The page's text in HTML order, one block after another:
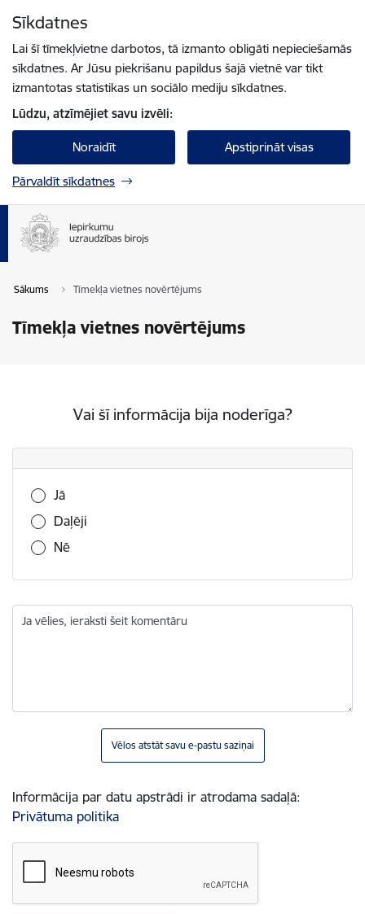
Sīkdatnes
Lai šī tīmekļvietne darbotos, tā izmanto obligāti nepieciešamās
sīkdatnes. Ar Jūsu piekrišanu papildus šajā vietnē var tikt
izmantotas statistikas un sociālo mediju sīkdatnes.
Lūdzu, atzīmējiet savu izvēli:
Noraidīt Apstiprināt visas
Pārvaldīt sīkdatnes
Sākums Tīmekļa vietnes novērtējums
Tīmekļa vietnes novērtējums
Vai šī informācija bija noderīga?
Vai šī informācija bija noderīga?
Jā
Daļēji
Nē
Ja vēlies, ieraksti šeit komentāru
Vēlos atstāt savu e-pastu saziņai
Informācija par datu apstrādi ir atrodama sadaļā:
Privātuma politika